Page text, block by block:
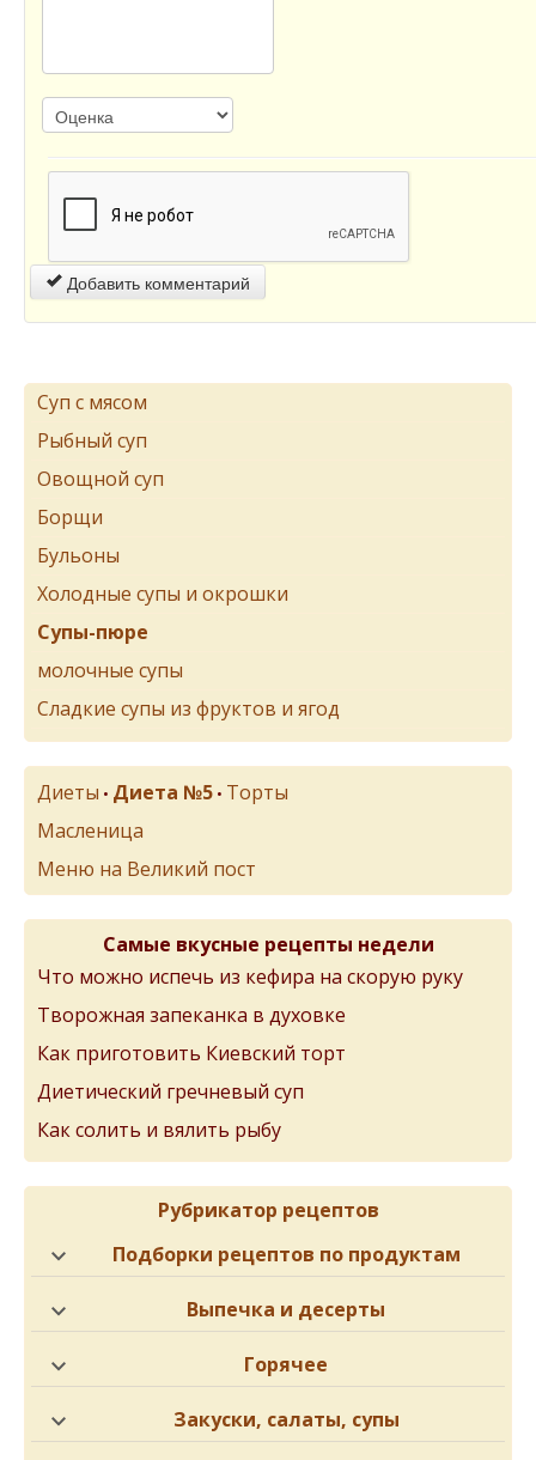
Добавить комментарий
Суп с мясом
Рыбный суп
Овощной суп
Борщи
Бульоны
Холодные супы и окрошки
Супы-пюре
молочные супы
Сладкие супы из фруктов и ягод
Диеты • Диета №5 • Торты
Масленица
Меню на Великий пост
Самые вкусные рецепты недели
Что можно испечь из кефира на скорую руку
Творожная запеканка в духовке
Как приготовить Киевский торт
Диетический гречневый суп
Как солить и вялить рыбу
Рубрикатор рецептов
Подборки рецептов по продуктам
Выпечка и десерты
Горячее
Закуски, салаты, супы